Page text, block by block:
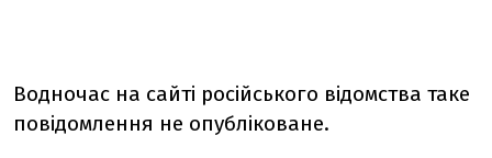
Водночас на сайті російського відомства таке
повідомлення не опубліковане.